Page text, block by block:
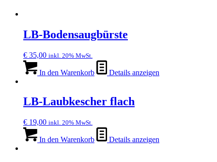
LB-Bodensaugbürste
€ 35,00 inkl. 20% MwSt.
In den Warenkorb Details anzeigen
LB-Laubkescher flach
€ 19,00 inkl. 20% MwSt.
In den Warenkorb Details anzeigen